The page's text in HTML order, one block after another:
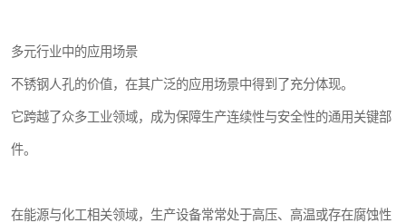
多元行业中的应用场景
不锈钢人孔的价值，在其广泛的应用场景中得到了充分体现。
它跨越了众多工业领域，成为保障生产连续性与安全性的通用关键部
件。
在能源与化工相关领域，生产设备常常处于高压、高温或存在腐蚀性